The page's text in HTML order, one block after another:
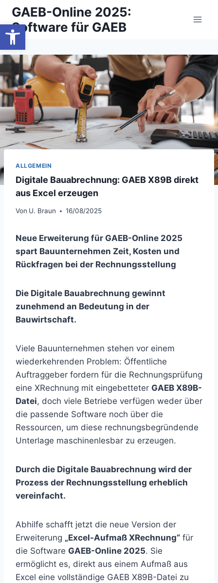
Werkzeugleiste öffnen
Zum
Inhalt
springen
GAEB-Online 2025:
Software für GAEB
ALLGEMEIN
Digitale Bauabrechnung: GAEB X89B direkt
aus Excel erzeugen
Von U. Braun 16/08/2025
Neue Erweiterung für GAEB-Online 2025
spart Bauunternehmen Zeit, Kosten und
Rückfragen bei der Rechnungsstellung
Die Digitale Bauabrechnung gewinnt
zunehmend an Bedeutung in der
Bauwirtschaft.
Viele Bauunternehmen stehen vor einem
wiederkehrenden Problem: Öffentliche
Auftraggeber fordern für die Rechnungsprüfung
eine XRechnung mit eingebetteter GAEB X89B-
Datei, doch viele Betriebe verfügen weder über
die passende Software noch über die
Ressourcen, um diese rechnungsbegründende
Unterlage maschinenlesbar zu erzeugen.
Durch die Digitale Bauabrechnung wird der
Prozess der Rechnungsstellung erheblich
vereinfacht.
Abhilfe schafft jetzt die neue Version der
Erweiterung „Excel-Aufmaß XRechnung“ für
die Software GAEB-Online 2025. Sie
ermöglicht es, direkt aus einem Aufmaß aus
Excel eine vollständige GAEB X89B-Datei zu